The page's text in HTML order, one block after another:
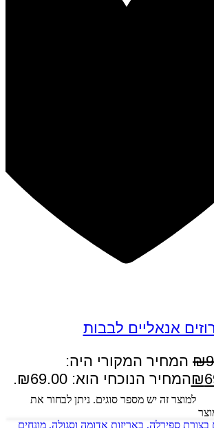
אנאליים לבבות
₪ המחיר המקורי היה:
₪המחיר הנוכחי הוא: ₪69.00.
למוצר זה יש מספר סוגים. ניתן לבחור את